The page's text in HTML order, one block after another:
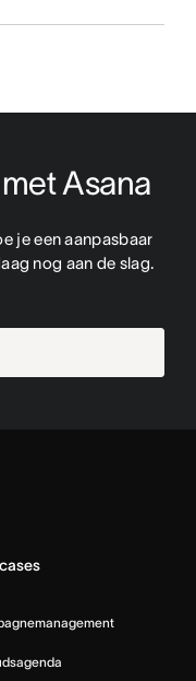
Asana
je een aanpasbaar
nog aan de slag.